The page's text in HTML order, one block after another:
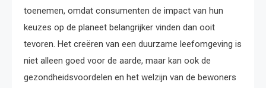
toenemen, omdat consumenten de impact van hun
keuzes op de planeet belangrijker vinden dan ooit
tevoren. Het creëren van een duurzame leefomgeving is
niet alleen goed voor de aarde, maar kan ook de
gezondheidsvoordelen en het welzijn van de bewoners